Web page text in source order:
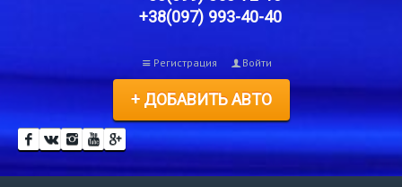
+38(097) 993-40-40
Регистрация Войти
+ ДОБАВИТЬ АВТО